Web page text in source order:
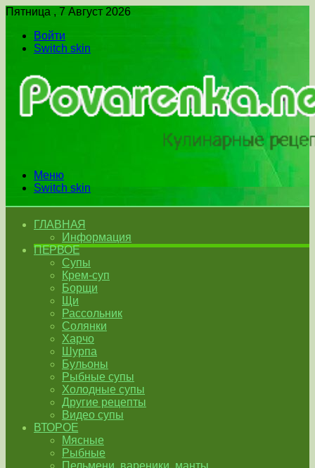
Пятница , 7 Август 2026
Войти
Switch skin
Меню
Switch skin
ГЛАВНАЯ
Информация
ПЕРВОЕ
Супы
Крем-суп
Борщи
Щи
Рассольник
Солянки
Харчо
Шурпа
Бульоны
Рыбные супы
Холодные супы
Другие рецепты
Видео супы
ВТОРОЕ
Мясные
Рыбные
Пельмени, вареники, манты